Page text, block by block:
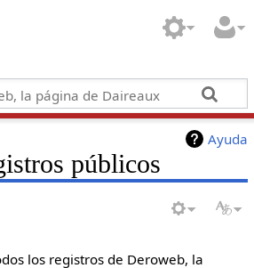
Ayuda
públicos
los registros de Deroweb, la